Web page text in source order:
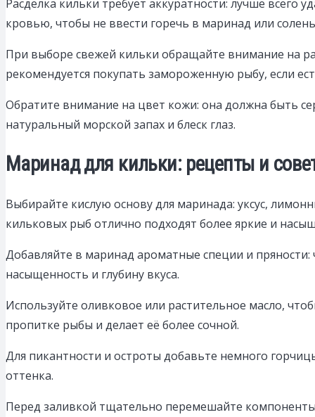
Расделка кильки требует аккуратности: лучше
кровью, чтобы не ввести горечь в маринад или
При выборе свежей кильки обращайте внимание на
рекомендуется покупать замороженную рыбу, если
Обратите внимание на цвет кожи: она должна быть
натуральный морской запах и блеск глаз.
Маринад для кильки: рецепты и
Выбирайте кислую основу для маринада: уксус,
кильковых рыб отлично подходят более яркие и
Добавляйте в маринад ароматные специи и
насыщенность и глубину вкуса.
Используйте оливковое или растительное масло,
пропитке рыбы и делает её более сочной.
Для пикантности и остроты добавьте немного
оттенка.
Перед заливкой тщательно перемешайте